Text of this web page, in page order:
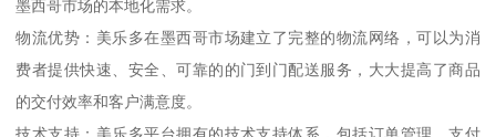
墨西哥市场的本地化需求。
物流优势：美乐多在墨西哥市场建立了完整的物流网络，可以为消
费者提供快速、安全、可靠的的门到门配送服务，大大提高了商品
的交付效率和客户满意度。